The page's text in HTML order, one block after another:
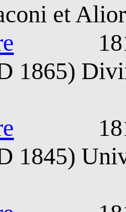
et
1815-
1865)
1815-
1845)